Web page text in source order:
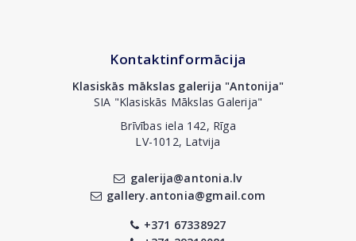
Kontaktinformācija
Klasiskās mākslas galerija "Antonija"
SIA "Klasiskās Mākslas Galerija"
Brīvības iela 142, Rīga
LV-1012, Latvija
galerija@antonia.lv
gallery.antonia@gmail.com
+371 67338927